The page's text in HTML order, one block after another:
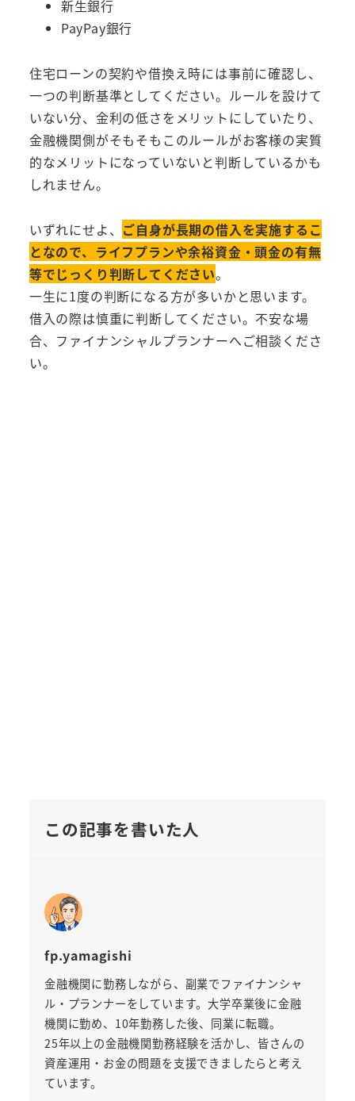
新生銀行
PayPay銀行
住宅ローンの契約や借換え時には事前に確認し、
一つの判断基準としてください。ルールを設けて
いない分、金利の低さをメリットにしていたり、
金融機関側がそもそもこのルールがお客様の実質
的なメリットになっていないと判断しているかも
しれません。
いずれにせよ、 ご自身が長期の借入を実施するこ
となので、ライフプランや余裕資金・頭金の有無
等でじっくり判断してください。
一生に1度の判断になる方が多いかと思います。
借入の際は慎重に判断してください。不安な場
合、ファイナンシャルプランナーへご相談くださ
い。
この記事を書いた人
fp.yamagishi
金融機関に勤務しながら、副業でファイナンシャ
ル・プランナーをしています。大学卒業後に金融
機関に勤め、10年勤務した後、同業に転職。
25年以上の金融機関勤務経験を活かし、皆さんの
資産運用・お金の問題を支援できましたらと考え
ています。